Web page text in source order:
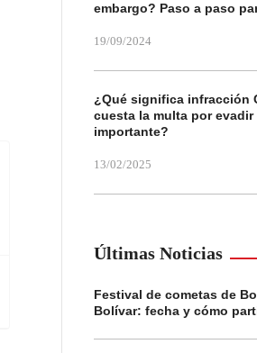
embargo? Paso a paso
19/09/2024
¿Qué significa infracción
cuesta la multa por evadir
importante?
13/02/2025
Últimas Noticias
Festival de cometas de
Bolívar: fecha y cómo